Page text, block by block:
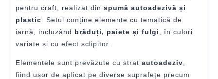
pentru craft, realizat din spumă autoadezivă și
plastic . Setul conține elemente cu tematică de
iarnă, incluzând brăduți, paiete și fulgi
, în culori
variate și cu efect sclipitor.
Elementele sunt prevăzute cu strat autoadeziv
fiind ușor de aplicat pe diverse suprafețe precum